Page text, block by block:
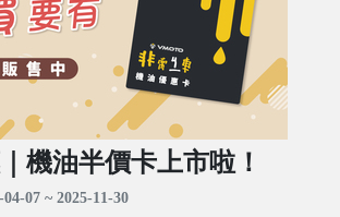
機油半價卡上市啦！
07 ~ 2025-11-30